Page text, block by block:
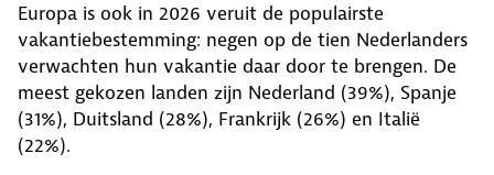
Europa is ook in 2026 veruit de populairste
vakantiebestemming: negen op de tien Nederlanders
verwachten hun vakantie daar door te brengen. De
meest gekozen landen zijn Nederland (39%), Spanje
(31%), Duitsland (28%), Frankrijk (26%) en Italië
(22%).